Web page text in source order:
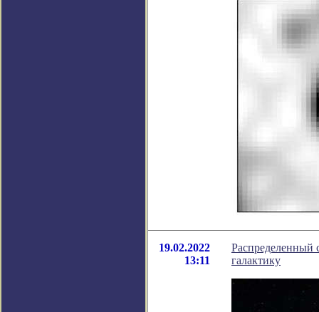
19.02.2022
13:11
Распределенный
галактику